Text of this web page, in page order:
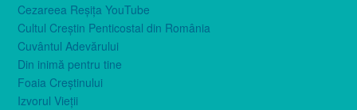
Cezareea Reşiţa YouTube
Cultul Creştin Penticostal din România
Cuvântul Adevărului
Din inimă pentru tine
Foaia Creştinului
Izvorul Vieţii